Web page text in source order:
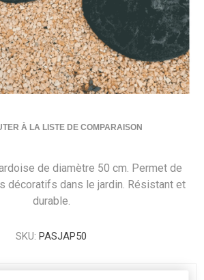
À LA LISTE DE COMPARAISON
de diamètre 50 cm. Permet de
décoratifs dans le jardin. Résistant et
durable.
SKU: PASJAP50